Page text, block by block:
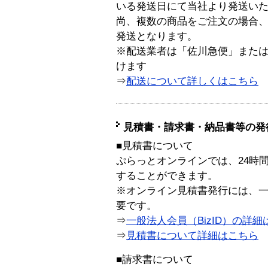
いる発送日にて当社より発送い
尚、複数の商品をご注文の場合
発送となります。
※配送業者は「佐川急便」また
けます
⇒配送について詳しくはこちら
見積書・請求書・納品書等の
■見積書について
ぷらっとオンラインでは、24時
することができます。
※オンライン見積書発行には、
要です。
⇒一般法人会員（BizID）の詳細
⇒ 見積書について詳細はこちら
■請求書について